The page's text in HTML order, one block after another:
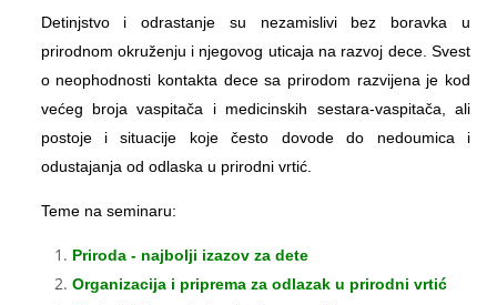
Detinjstvo i odrastanje su nezamislivi bez boravka u
prirodnom okruženju i njegovog uticaja na razvoj dece. Svest
o neophodnosti kontakta dece sa prirodom razvijena je kod
većeg broja vaspitača i medicinskih sestara-vaspitača, ali
postoje i situacije koje često dovode do nedoumica i
odustajanja od odlaska u prirodni vrtić.
Teme na seminaru:
Priroda - najbolji izazov za dete
Organizacija i priprema za odlazak u prirodni vrtić